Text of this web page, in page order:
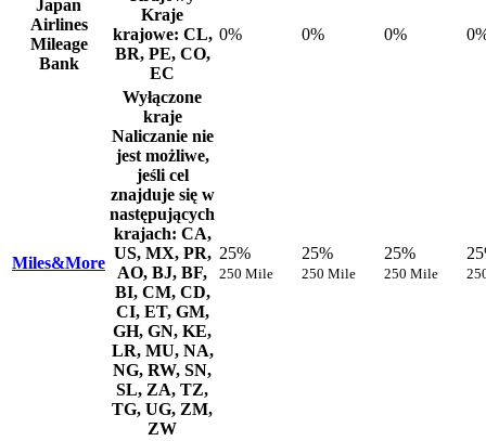
Japan
Airlines
Mileage
Bank
Kraje
krajowe: CL,
BR, PE, CO,
EC
0% 0% 0%
Miles&More
Wyłączone
kraje
Naliczanie nie
jest możliwe,
jeśli cel
znajduje się w
następujących
krajach: CA,
US, MX, PR,
AO, BJ, BF,
BI, CM, CD,
CI, ET, GM,
GH, GN, KE,
LR, MU, NA,
NG, RW, SN,
SL, ZA, TZ,
TG, UG, ZM,
ZW
25%
250 Mile
25%
250 Mile
25%
250 Mile